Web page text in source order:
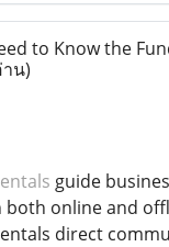
to Know the
น)
guide
online and
direct